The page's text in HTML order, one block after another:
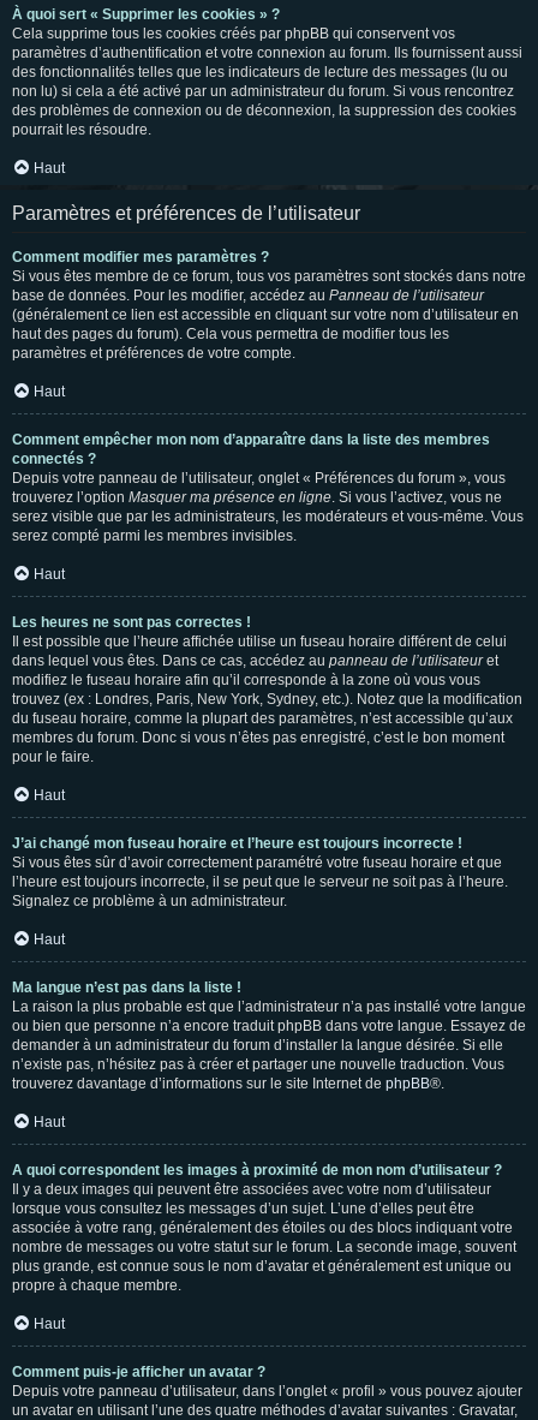
À quoi sert « Supprimer les cookies » ?
Cela supprime tous les cookies créés par phpBB qui conservent vos
paramètres d’authentification et votre connexion au forum. Ils fournissent aussi
des fonctionnalités telles que les indicateurs de lecture des messages (lu ou
non lu) si cela a été activé par un administrateur du forum. Si vous rencontrez
des problèmes de connexion ou de déconnexion, la suppression des cookies
pourrait les résoudre.
Haut
Paramètres et préférences de l’utilisateur
Comment modifier mes paramètres ?
Si vous êtes membre de ce forum, tous vos paramètres sont stockés dans notre
base de données. Pour les modifier, accédez au Panneau de l’utilisateur
(généralement ce lien est accessible en cliquant sur votre nom d’utilisateur en
haut des pages du forum). Cela vous permettra de modifier tous les
paramètres et préférences de votre compte.
Haut
Comment empêcher mon nom d’apparaître dans la liste des membres
connectés ?
Depuis votre panneau de l’utilisateur, onglet « Préférences du forum », vous
trouverez l’option Masquer ma présence en ligne. Si vous l’activez, vous ne
serez visible que par les administrateurs, les modérateurs et vous-même. Vous
serez compté parmi les membres invisibles.
Haut
Les heures ne sont pas correctes !
Il est possible que l’heure affichée utilise un fuseau horaire différent de celui
dans lequel vous êtes. Dans ce cas, accédez au panneau de l’utilisateuret
modifiez le fuseau horaire afin qu’il corresponde à la zone où vous vous
trouvez (ex : Londres, Paris, New York, Sydney, etc.). Notez que la modification
du fuseau horaire, comme la plupart des paramètres, n’est accessible qu’aux
membres du forum. Donc si vous n’êtes pas enregistré, c’est le bon moment
pour le faire.
Haut
J’ai changé mon fuseau horaire et l’heure est toujours incorrecte !
Si vous êtes sûr d’avoir correctement paramétré votre fuseau horaire et que
l’heure est toujours incorrecte, il se peut que le serveur ne soit pas à l’heure.
Signalez ce problème à un administrateur.
Haut
Ma langue n’est pas dans la liste !
La raison la plus probable est que l’administrateur n’a pas installé votre langue
ou bien que personne n’a encore traduit phpBB dans votre langue. Essayez de
demander à un administrateur du forum d’installer la langue désirée. Si elle
n’existe pas, n’hésitez pas à créer et partager une nouvelle traduction. Vous
trouverez davantage d’informations sur le site Internet de phpBB®.
Haut
A quoi correspondent les images à proximité de mon nom d’utilisateur ?
Il y a deux images qui peuvent être associées avec votre nom d’utilisateur
lorsque vous consultez les messages d’un sujet. L’une d’elles peut être
associée à votre rang, généralement des étoiles ou des blocs indiquant votre
nombre de messages ou votre statut sur le forum. La seconde image, souvent
plus grande, est connue sous le nom d’avatar et généralement est unique ou
propre à chaque membre.
Haut
Comment puis-je afficher un avatar ?
Depuis votre panneau d’utilisateur, dans l’onglet « profil » vous pouvez ajouter
un avatar en utilisant l’une des quatre méthodes d’avatar suivantes : Gravatar,